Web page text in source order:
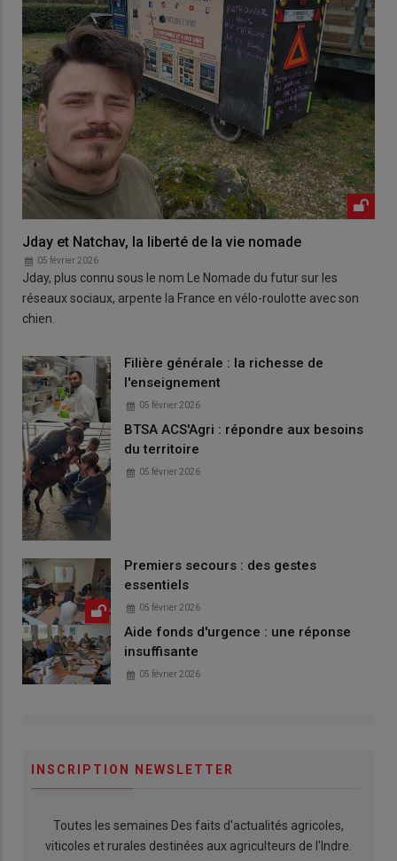
Jday et Natchav, la liberté de la vie nomade
05 février 2026
Jday, plus connu sous le nom Le Nomade du futur sur les
réseaux sociaux, arpente la France en vélo-roulotte avec son
chien.
Filière générale : la richesse de
l'enseignement
05 février 2026
BTSA ACS'Agri : répondre aux besoins
du territoire
05 février 2026
Premiers secours : des gestes
essentiels
05 février 2026
Aide fonds d'urgence : une réponse
insuffisante
05 février 2026
INSCRIPTION NEWSLETTER
Toutes les semaines Des faits d'actualités agricoles,
viticoles et rurales destinées aux agriculteurs de l'Indre.